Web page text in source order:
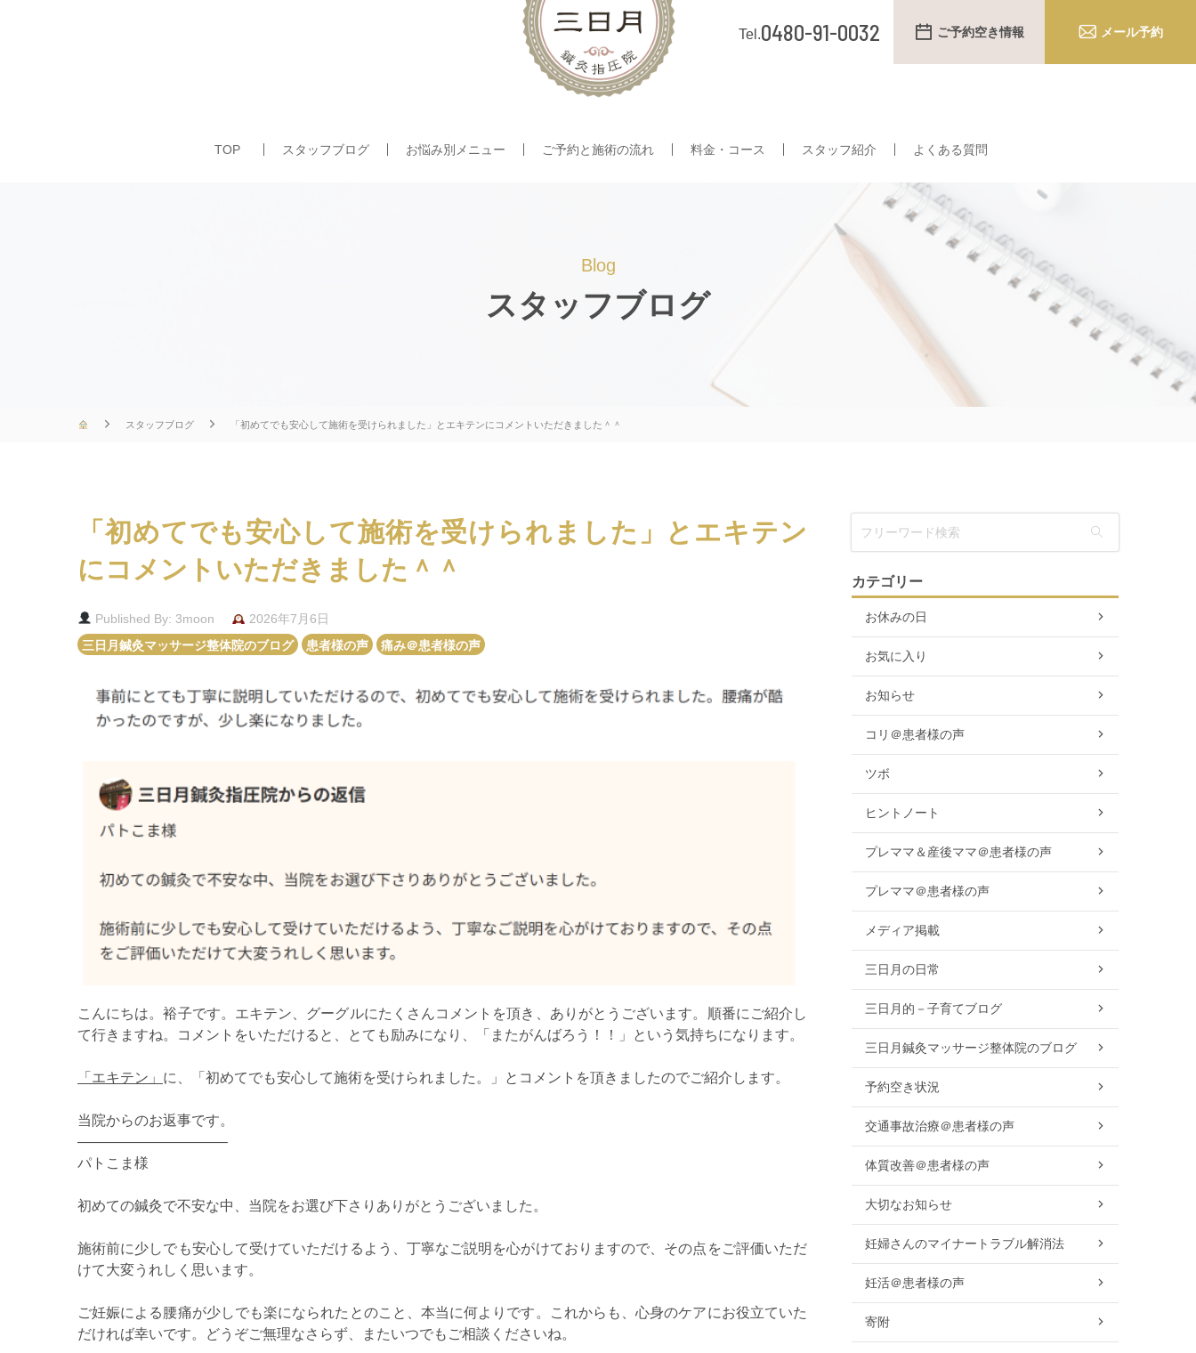
TOP スタッフブログ お悩み別メニュー ご予約と施術の流れ 料金・コース スタッフ紹介 よくある質問
0480-91-0032 ご予約空き情報 メール予約
Blog
スタッフブログ
スタッフブログ 「初めてでも安心して施術を受けられました」とエキテンにコメントいただきました＾＾
「初めてでも安心して施術を受けられました」とエキテン
にコメントいただきました＾＾
Published By: 3moon 2026年7月6日
三日月鍼灸マッサージ整体院のブログ 患者様の声 痛み＠患者様の声
こんにちは。裕子です。エキテン、グーグルにたくさんコメントを頂き、ありがとうございます。順番にご紹介し
て行きますね。コメントをいただけると、とても励みになり、「またがんばろう！！」という気持ちになります。
「エキテン」 に、「初めてでも安心して施術を受けられました。」とコメントを頂きましたのでご紹介します。
当院からのお返事です。
——————————–
パトこま様
初めての鍼灸で不安な中、当院をお選び下さりありがとうございました。
施術前に少しでも安心して受けていただけるよう、丁寧なご説明を心がけておりますので、その点をご評価いただ
けて大変うれしく思います。
ご妊娠による腰痛が少しでも楽になられたとのこと、本当に何よりです。これからも、心身のケアにお役立ていた
だければ幸いです。どうぞご無理なさらず、またいつでもご相談くださいね。
カテゴリー
お休みの日
お気に入り
お知らせ
コリ＠患者様の声
ツボ
ヒントノート
プレママ＆産後ママ＠患者様の声
プレママ＠患者様の声
メディア掲載
三日月の日常
三日月的－子育てブログ
三日月鍼灸マッサージ整体院のブログ
予約空き状況
交通事故治療＠患者様の声
体質改善＠患者様の声
大切なお知らせ
妊婦さんのマイナートラブル解消法
妊活＠患者様の声
寄附